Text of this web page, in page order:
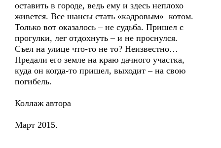
оставить в городе, ведь ему и здесь неплохо
живется. Все шансы стать «кадровым» котом.
Только вот оказалось – не судьба. Пришел с
прогулки, лег отдохнуть – и не проснулся.
Съел на улице что-то не то? Неизвестно…
Предали его земле на краю дачного участка,
куда он когда-то пришел, выходит – на свою
погибель.
Коллаж автора
Март 2015.